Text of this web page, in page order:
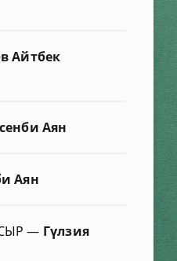
Айтбек
Аян
Аян
— Гүлзия